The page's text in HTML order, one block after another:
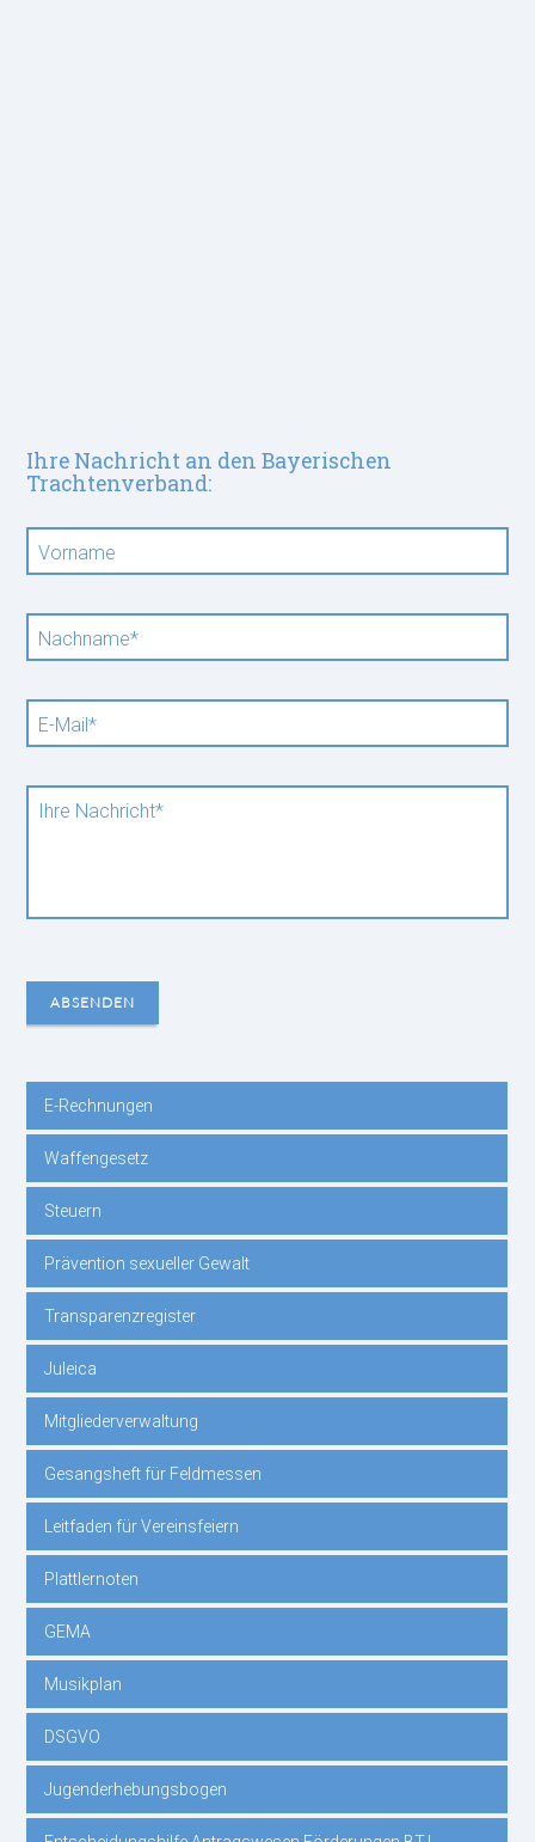
Ihre Nachricht an den Bayerischen
Trachtenverband:
Vorname
Pflichtfeld
Nachname*
Pflichtfeld
E-Mail*
Pflichtfeld
Ihre Nachricht*
ABSENDEN
Navigation
überspringen
E-Rechnungen
Waffengesetz
Steuern
Prävention sexueller Gewalt
Transparenzregister
Juleica
Mitgliederverwaltung
Gesangsheft für Feldmessen
Leitfaden für Vereinsfeiern
Plattlernoten
GEMA
Musikplan
DSGVO
Jugenderhebungsbogen